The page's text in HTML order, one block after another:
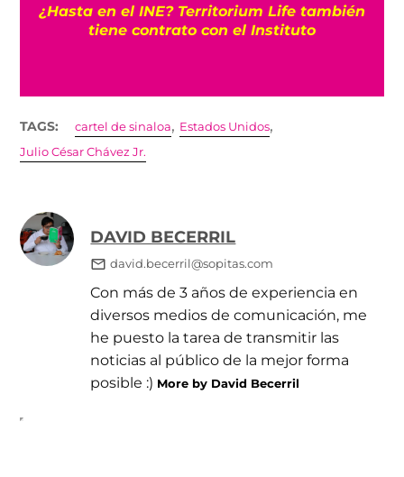
¿Hasta en el INE? Territorium Life también
tiene contrato con el Instituto
TAGS: cartel de sinaloa, Estados Unidos,
Julio César Chávez Jr.
DAVID BECERRIL
david.becerril@sopitas.com
Con más de 3 años de experiencia en
diversos medios de comunicación, me
he puesto la tarea de transmitir las
noticias al público de la mejor forma
posible :) More by David Becerril